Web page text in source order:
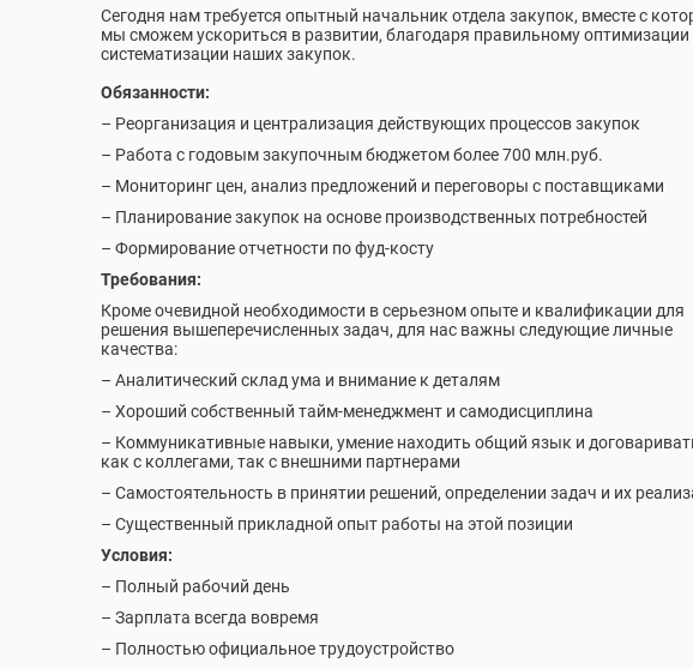
Сегодня нам требуется опытный начальник отдела закупок, вместе с
мы сможем ускориться в развитии, благодаря правильному оптимизации
систематизации наших закупок.​​​​​​​
Обязанности:
– Реорганизация и централизация действующих процессов закупок
– Работа с годовым закупочным бюджетом более 700 млн.руб.
– Мониторинг цен, анализ предложений и переговоры с поставщиками
– Планирование закупок на основе производственных потребностей
– Формирование отчетности по фуд-косту
Требования:
Кроме очевидной необходимости в серьезном опыте и квалификации для
решения вышеперечисленных задач, для нас важны следующие личные
качества:
– Аналитический склад ума и внимание к деталям
– Хороший собственный тайм-менеджмент и самодисциплина
– Коммуникативные навыки, умение находить общий язык и
как с коллегами, так с внешними партнерами
– Самостоятельность в принятии решений, определении задач и их
– Существенный прикладной опыт работы на этой позиции
Условия:
– Полный рабочий день
– Зарплата всегда вовремя
– Полностью официальное трудоустройство